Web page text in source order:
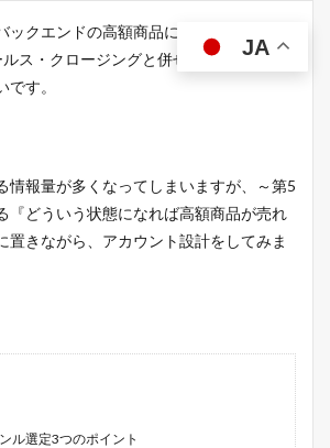
ックエンドの高額商品に繋げることなの
ス・クロージングと併せてご覧いただく
す。
情報量が多くなってしまいますが、～第5
『どういう状態になれば高額商品が売れ
置きながら、アカウント設計をしてみま
ル選定3つのポイント
JA